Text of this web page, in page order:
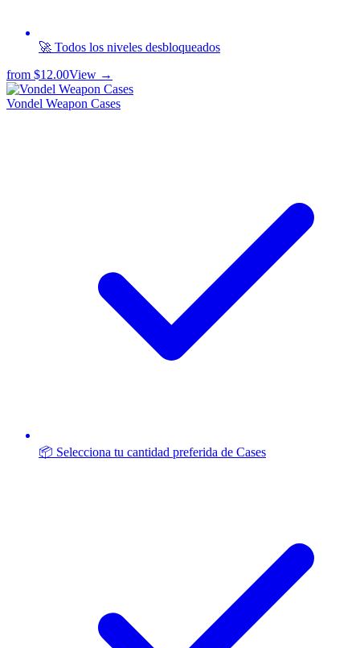
🚀 Todos los niveles desbloqueados
from $12.00View →
Vondel Weapon Cases
📦 Selecciona tu cantidad preferida de Cases